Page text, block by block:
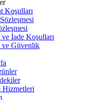
Koşulları
İade Koşulları
Güvenlik
Hizmetleri